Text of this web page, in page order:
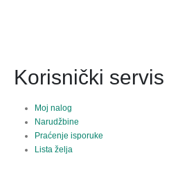
Korisnički servis
Moj nalog
Narudžbine
Praćenje isporuke
Lista želja